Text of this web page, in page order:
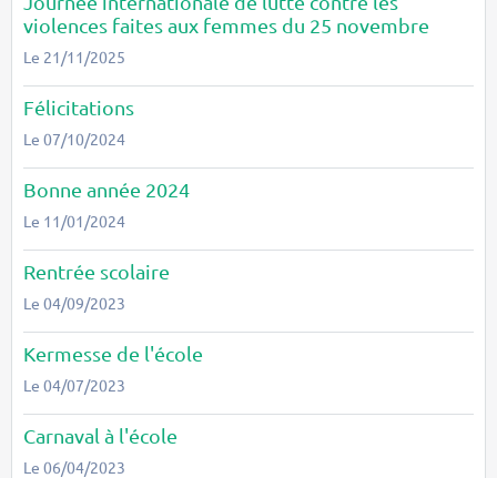
violences faites aux femmes du 25 novembre
Le 21/11/2025
Félicitations
Le 07/10/2024
Bonne année 2024
Le 11/01/2024
Rentrée scolaire
Le 04/09/2023
Kermesse de l'école
Le 04/07/2023
Carnaval à l'école
Le 06/04/2023